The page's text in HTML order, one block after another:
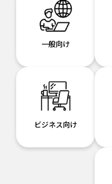
一般向け
ビジネス向け